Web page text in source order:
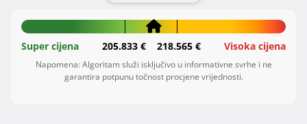
Super cijena 205.833 € 218.565 € Visoka cijena
Napomena: Algoritam služi isključivo u informativne svrhe i ne
garantira potpunu točnost procjene vrijednosti.